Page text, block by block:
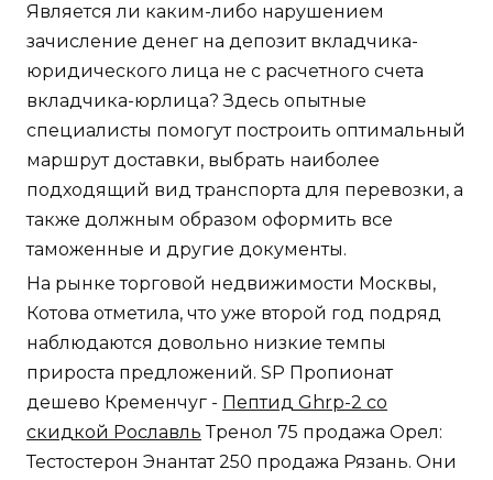
Является ли каким-либо нарушением
зачисление денег на депозит вкладчика-
юридического лица не с расчетного счета
вкладчика-юрлица? Здесь опытные
специалисты помогут построить оптимальный
маршрут доставки, выбрать наиболее
подходящий вид транспорта для перевозки, а
также должным образом оформить все
таможенные и другие документы.
На рынке торговой недвижимости Москвы,
Котова отметила, что уже второй год подряд
наблюдаются довольно низкие темпы
прироста предложений. SP Пропионат
дешево Кременчуг - Пептид Ghrp-2 со
скидкой Рославль Тренол 75 продажа Орел:
Тестостерон Энантат 250 продажа Рязань. Они